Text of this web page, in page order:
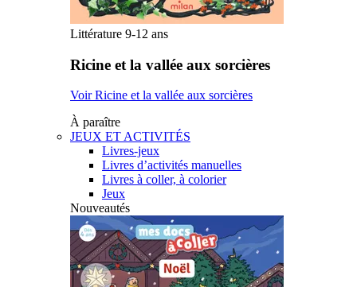
Littérature 9-12 ans
Ricine et la vallée aux sorcières
Voir Ricine et la vallée aux sorcières
À paraître
JEUX ET ACTIVITÉS
Livres-jeux
Livres d’activités manuelles
Livres à coller, à colorier
Jeux
Nouveautés